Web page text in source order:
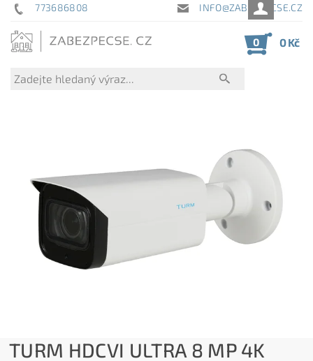
773686808 INFO@ZABEZPECSE.CZ
0 0 Kč
TURM HDCVI ULTRA 8 MP 4K